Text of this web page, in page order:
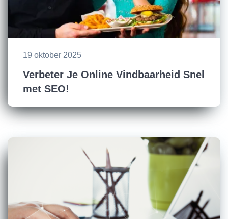
19 oktober 2025
Verbeter Je Online Vindbaarheid Snel
met SEO!